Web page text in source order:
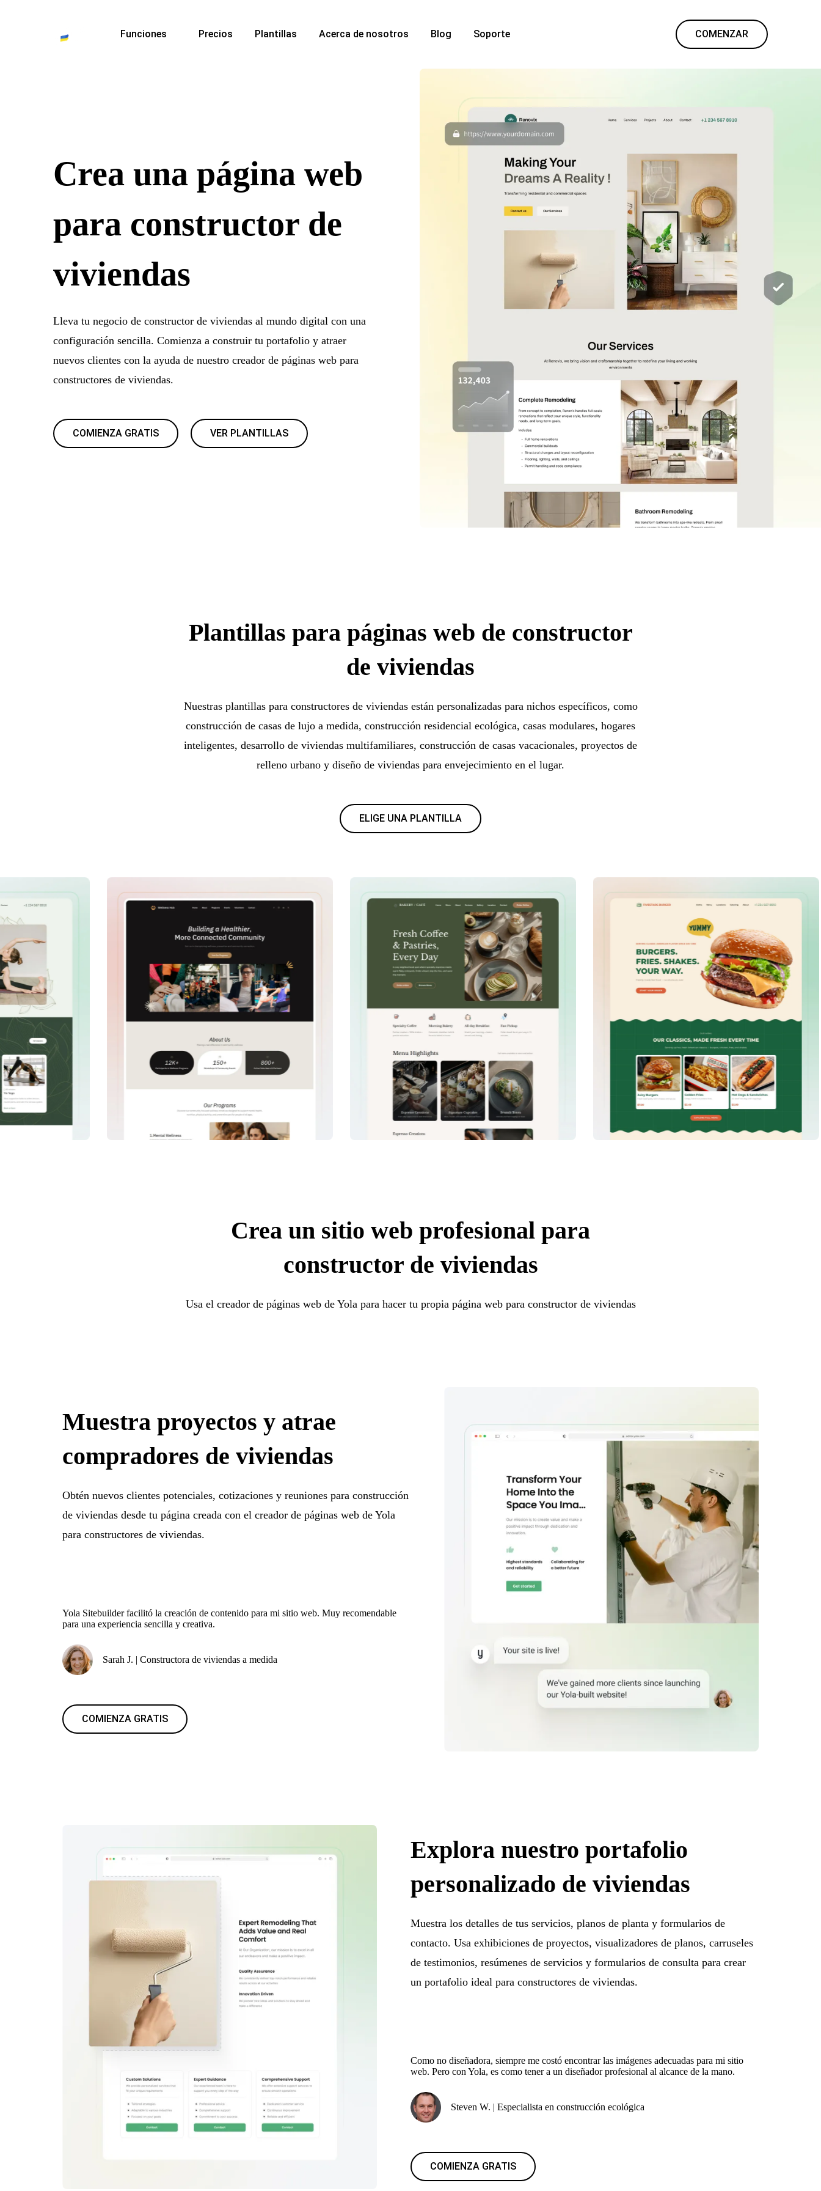
Funciones Precios Plantillas Acerca de nosotros Blog Soporte COMENZAR
Crea una página web
para constructor de
viviendas
Lleva tu negocio de constructor de viviendas al mundo digital con una
configuración sencilla. Comienza a construir tu portafolio y atraer
nuevos clientes con la ayuda de nuestro creador de páginas web para
constructores de viviendas.
COMIENZA GRATIS VER PLANTILLAS
Plantillas para páginas web de constructor
de viviendas
Nuestras plantillas para constructores de viviendas están personalizadas para nichos específicos, como
construcción de casas de lujo a medida, construcción residencial ecológica, casas modulares, hogares
inteligentes, desarrollo de viviendas multifamiliares, construcción de casas vacacionales, proyectos de
relleno urbano y diseño de viviendas para envejecimiento en el lugar.
ELIGE UNA PLANTILLA
Crea un sitio web profesional para
constructor de viviendas
Usa el creador de páginas web de Yola para hacer tu propia página web para constructor de viviendas
Muestra proyectos y atrae
compradores de viviendas
Obtén nuevos clientes potenciales, cotizaciones y reuniones para construcción
de viviendas desde tu página creada con el creador de páginas web de Yola
para constructores de viviendas.
Yola Sitebuilder facilitó la creación de contenido para mi sitio web. Muy recomendable
para una experiencia sencilla y creativa.
Sarah J. | Constructora de viviendas a medida
COMIENZA GRATIS
Explora nuestro portafolio
personalizado de viviendas
Muestra los detalles de tus servicios, planos de planta y formularios de
contacto. Usa exhibiciones de proyectos, visualizadores de planos, carruseles
de testimonios, resúmenes de servicios y formularios de consulta para crear
un portafolio ideal para constructores de viviendas.
Como no diseñadora, siempre me costó encontrar las imágenes adecuadas para mi sitio
web. Pero con Yola, es como tener a un diseñador profesional al alcance de la mano.
Steven W. | Especialista en construcción ecológica
COMIENZA GRATIS